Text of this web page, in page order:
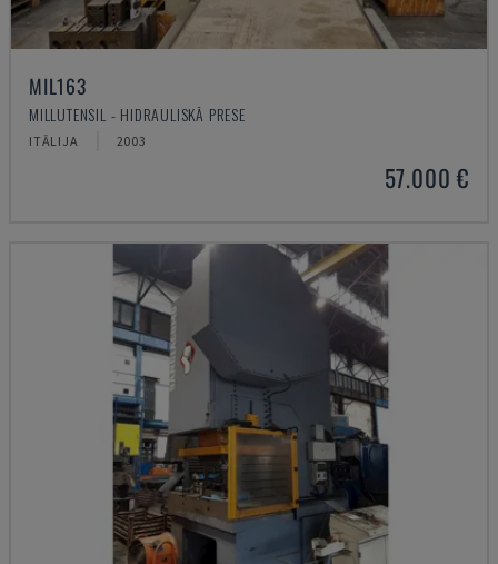
MIL163
MILLUTENSIL - HIDRAULISKĀ PRESE
ITĀLIJA 2003
57.000 €